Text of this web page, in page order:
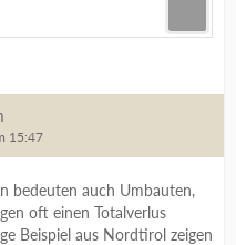
15:47
bedeuten auch Umbauten,
oft einen Totalverlus
Beispiel aus Nordtirol zeigen